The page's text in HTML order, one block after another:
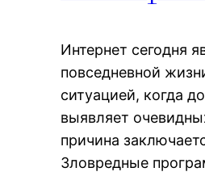
Интернет сегодня
повседневной
ситуацией, когда
выявляет
причина
Зловредные